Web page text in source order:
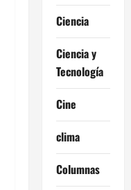
Ciencia
Ciencia y
Tecnología
Cine
clima
Columnas